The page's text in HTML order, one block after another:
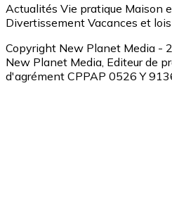
Actualités Vie pratique Maison
Divertissement Vacances et
Copyright New Planet Media -
New Planet Media, Editeur de
d'agrément CPPAP 0526 Y